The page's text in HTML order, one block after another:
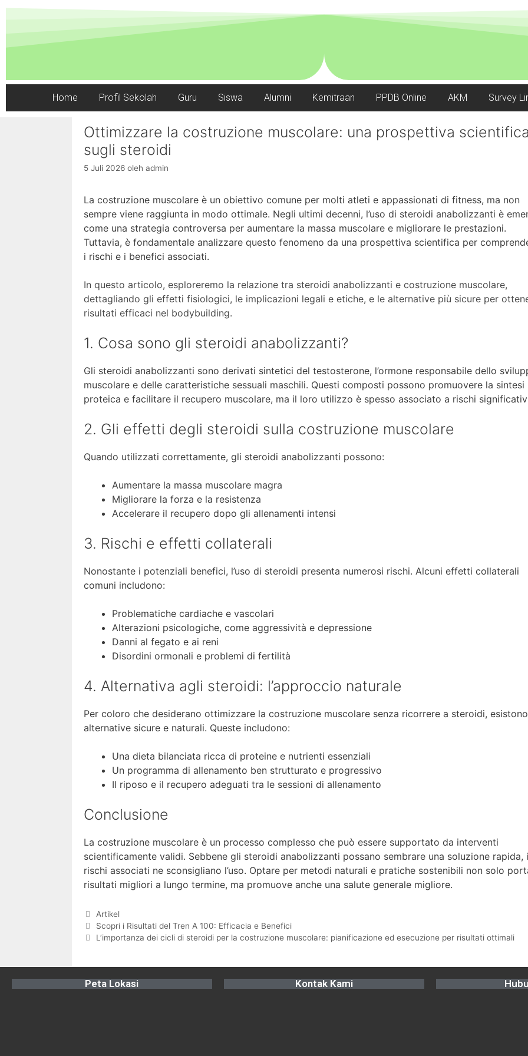
Home Profil Sekolah Guru Siswa Alumni Kemitraan PPDB Online AKM Survey
Ottimizzare la costruzione muscolare: una prospettiva scientifica
sugli steroidi
5 Juli 2026 oleh admin
La costruzione muscolare è un obiettivo comune per molti atleti e appassionati di fitness, ma non
sempre viene raggiunta in modo ottimale. Negli ultimi decenni, l’uso di steroidi anabolizzanti è
come una strategia controversa per aumentare la massa muscolare e migliorare le prestazioni.
Tuttavia, è fondamentale analizzare questo fenomeno da una prospettiva scientifica per
i rischi e i benefici associati.
In questo articolo, esploreremo la relazione tra steroidi anabolizzanti e costruzione muscolare,
dettagliando gli effetti fisiologici, le implicazioni legali e etiche, e le alternative più sicure per
risultati efficaci nel bodybuilding.
1. Cosa sono gli steroidi anabolizzanti?
Gli steroidi anabolizzanti sono derivati sintetici del testosterone, l’ormone responsabile dello
muscolare e delle caratteristiche sessuali maschili. Questi composti possono promuovere la sintesi
proteica e facilitare il recupero muscolare, ma il loro utilizzo è spesso associato a rischi
2. Gli effetti degli steroidi sulla costruzione muscolare
Quando utilizzati correttamente, gli steroidi anabolizzanti possono:
Aumentare la massa muscolare magra
Migliorare la forza e la resistenza
Accelerare il recupero dopo gli allenamenti intensi
3. Rischi e effetti collaterali
Nonostante i potenziali benefici, l’uso di steroidi presenta numerosi rischi. Alcuni effetti collaterali
comuni includono:
Problematiche cardiache e vascolari
Alterazioni psicologiche, come aggressività e depressione
Danni al fegato e ai reni
Disordini ormonali e problemi di fertilità
4. Alternativa agli steroidi: l’approccio naturale
Per coloro che desiderano ottimizzare la costruzione muscolare senza ricorrere a steroidi, esistono
alternative sicure e naturali. Queste includono:
Una dieta bilanciata ricca di proteine e nutrienti essenziali
Un programma di allenamento ben strutturato e progressivo
Il riposo e il recupero adeguati tra le sessioni di allenamento
Conclusione
La costruzione muscolare è un processo complesso che può essere supportato da interventi
scientificamente validi. Sebbene gli steroidi anabolizzanti possano sembrare una soluzione rapida, i
rischi associati ne sconsigliano l’uso. Optare per metodi naturali e pratiche sostenibili non solo
risultati migliori a lungo termine, ma promuove anche una salute generale migliore.
Artikel
Scopri i Risultati del Tren A 100: Efficacia e Benefici
L’importanza dei cicli di steroidi per la costruzione muscolare: pianificazione ed esecuzione per risultati ottimali
Peta Lokasi Kontak Kami